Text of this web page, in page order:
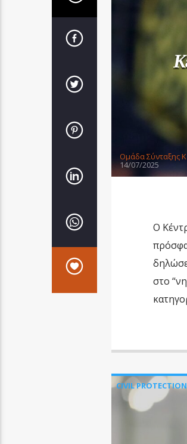
Oμάδα Σύνταξης Κ
14/07/2025
Ο
στο
CIVIL PROTECTION